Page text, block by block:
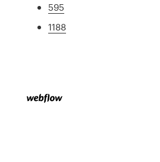
595
1188